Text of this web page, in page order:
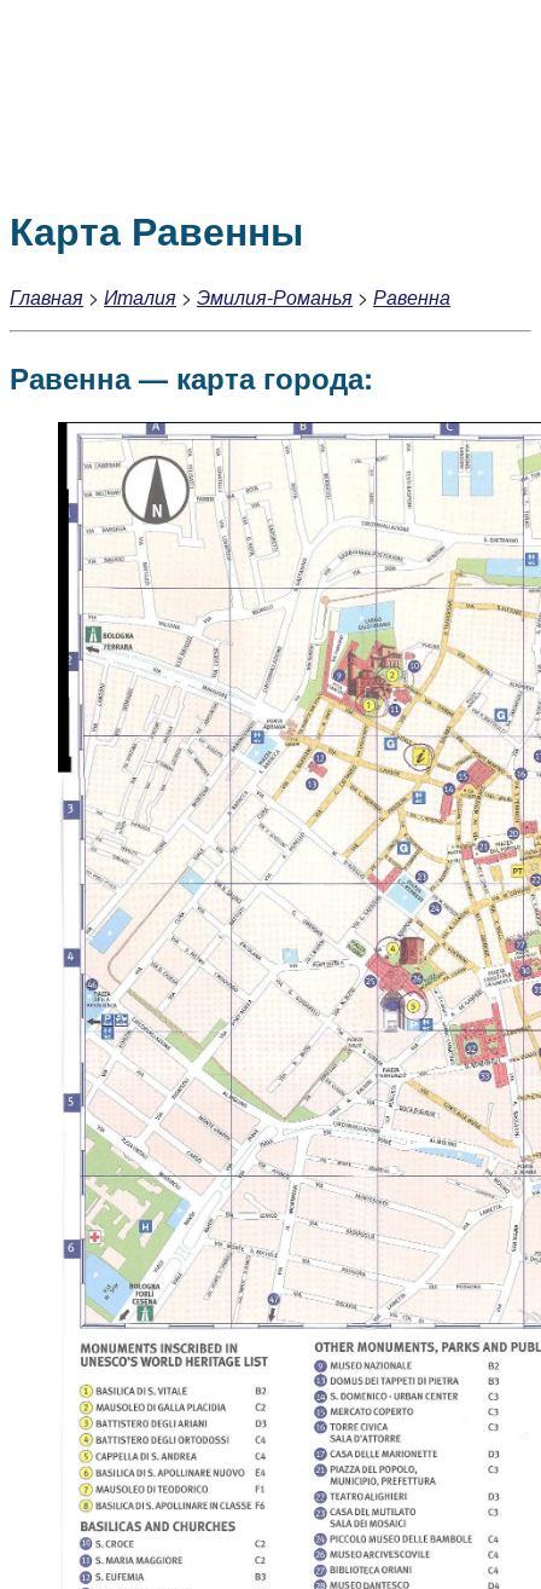
Карта Равенны
Главная > Италия > Эмилия-Романья > Равенна
Равенна — карта города: